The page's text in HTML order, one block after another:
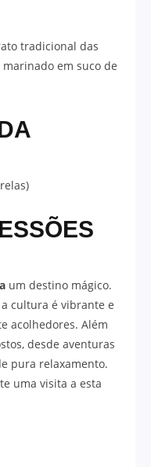
tradicional das
em suco de
um destino mágico.
cultura é vibrante e
acolhedores. Além
desde aventuras
pura relaxamento.
uma visita a esta